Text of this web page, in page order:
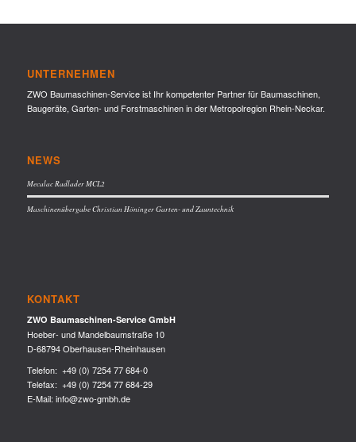
UNTERNEHMEN
ZWO Baumaschinen-Service ist Ihr kompetenter Partner für Baumaschinen,
Baugeräte, Garten- und Forstmaschinen in der Metropolregion Rhein-Neckar.
NEWS
Mecalac Radlader MCL2
Maschinenübergabe Christian Höninger Garten- und Zauntechnik
KONTAKT
ZWO Baumaschinen-Service GmbH
Hoeber- und Mandelbaumstraße 10
D-68794 Oberhausen-Rheinhausen
Telefon: +49 (0) 7254 77 684-0
Telefax: +49 (0) 7254 77 684-29
E-Mail: info@zwo-gmbh.de